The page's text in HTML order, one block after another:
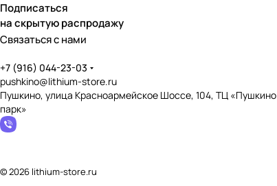
Подписаться
на скрытую распродажу
Связаться с нами
+7 (916) 044-23-03
pushkino@lithium-store.ru
Пушкино, улица Красноармейское Шоссе, 104, ТЦ «Пушкино
парк»
© 2026 lithium-store.ru